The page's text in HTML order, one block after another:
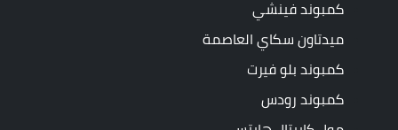
كمبوند فينشي
ميدتاون سكاي العاصمة
كمبوند بلو فيرت
كمبوند رودس